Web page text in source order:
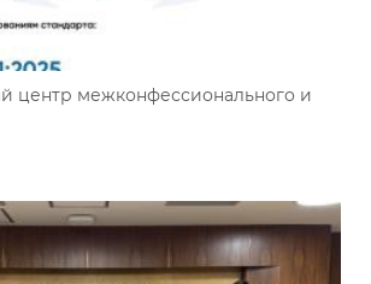
центр межконфессионального и